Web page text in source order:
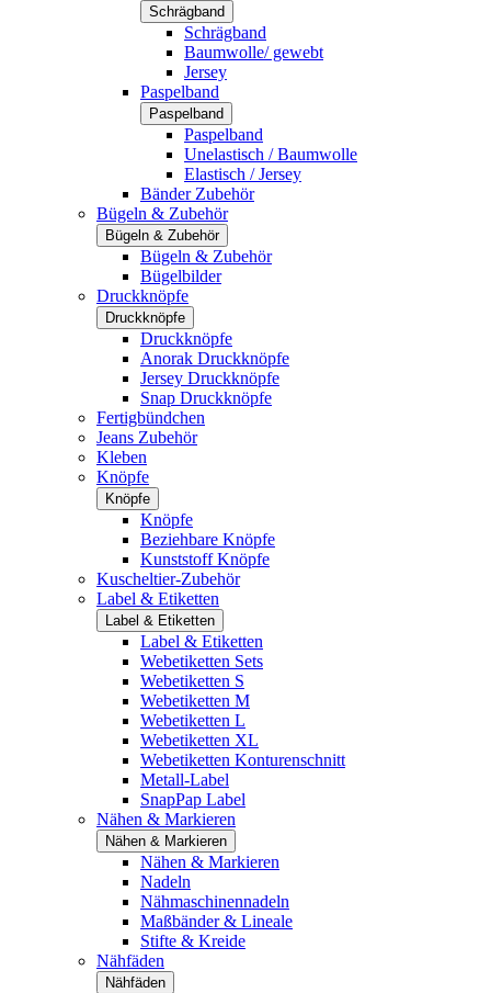
Schrägband
Schrägband
Baumwolle/ gewebt
Jersey
Paspelband
Paspelband
Paspelband
Unelastisch / Baumwolle
Elastisch / Jersey
Bänder Zubehör
Bügeln & Zubehör
Bügeln & Zubehör
Bügeln & Zubehör
Bügelbilder
Druckknöpfe
Druckknöpfe
Druckknöpfe
Anorak Druckknöpfe
Jersey Druckknöpfe
Snap Druckknöpfe
Fertigbündchen
Jeans Zubehör
Kleben
Knöpfe
Knöpfe
Knöpfe
Beziehbare Knöpfe
Kunststoff Knöpfe
Kuscheltier-Zubehör
Label & Etiketten
Label & Etiketten
Label & Etiketten
Webetiketten Sets
Webetiketten S
Webetiketten M
Webetiketten L
Webetiketten XL
Webetiketten Konturenschnitt
Metall-Label
SnapPap Label
Nähen & Markieren
Nähen & Markieren
Nähen & Markieren
Nadeln
Nähmaschinennadeln
Maßbänder & Lineale
Stifte & Kreide
Nähfäden
Nähfäden